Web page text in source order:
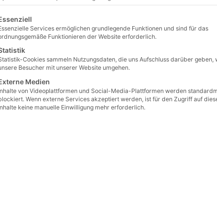
Gewicht &
Gewicht
Breite
eine Liste der Service-Gruppen, für die eine
Services ermöglichen grundlegende Funktionen und sind für das
Funktionieren der Website erforderlich.
Cookies sammeln Nutzungsdaten, die uns Aufschluss darüber geben,
Besucher mit unserer Website umgehen.
Medien
von Videoplattformen und Social-Media-Plattformen werden
Wenn externe Services akzeptiert werden, ist für den Zugriff auf
keine manuelle Einwilligung mehr erforderlich.